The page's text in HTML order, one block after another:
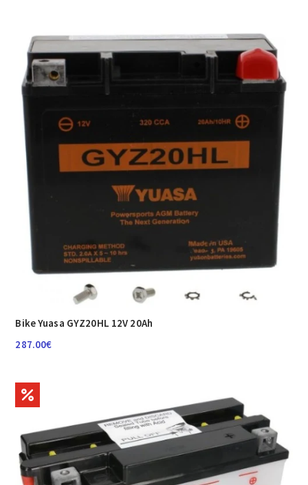
Bike Yuasa GYZ20HL 12V 20Ah
287.00€